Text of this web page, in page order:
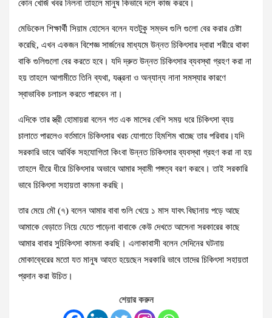
কোন খোজঁ খবর নিলনা তাহলে মানুষ কিভাবে দলে কাজ করবে।
মেডিকেল শিক্ষার্থী সিয়াম হোসেন বলেন যতটুকু সম্ভব গুলি গুলো বের করার চেষ্টা
করেছি, এখন একজন বিশেজ্ঞ সার্জনের মাধ্যমে উন্নত চিকিৎসার দ্বারা শরীরে থাকা
বাকি গুলিগুলো বের করতে হবে। যদি দ্রুত উন্নত চিকিৎসার ব্যবস্থা গ্রহণ করা না
হয় তাহলে আগামীতে তিনি ব্যথা, যন্ত্রনা ও অন্যান্য নানা সমস্যার কারণে
স্বাভাবিক চলাচল করতে পারবেন না।
এদিকে তার স্ত্রী হোমায়রা বলেন গত এক মাসের বেশি সময় ধরে চিকিৎসা ব্যয়
চালাতে পারলেও বর্তমানে চিকিৎসার খরচ যোগাতে হিমশিম খাচ্ছে তার পরিবার।যদি
সরকারি ভাবে আর্থিক সহযোগিতা কিংবা উন্নত চিকিৎসার ব্যবস্থা গ্রহণ করা না হয়
তাহলে ধীরে ধীরে চিকিৎসার অভাবে আমার স্বামী পঙ্গত্ব বরণ করবে। তাই সরকারি
ভাবে চিকিৎসা সহায়তা কামনা করছি।
তার মেয়ে মৌ (৭) বলেন আমার বাবা গুলি খেয়ে ১ মাস যাবৎ বিছানায় পড়ে আছে
আমাকে বেড়াতে নিয়ে যেতে পাড়েনা বাবাকে কেউ দেখতে আসেনা সরকারের কাছে
আমার বাবার সুচিকিৎসা কামনা করছি। এলাকাবাসী বলেন সেদিনের ঘটনায়
মোকাব্বেরের মতো যত মানুষ আহত হয়েছেন সরকারি ভাবে তাদের চিকিৎসা সহায়তা
প্রদান করা উচিত।
শেয়ার করুন